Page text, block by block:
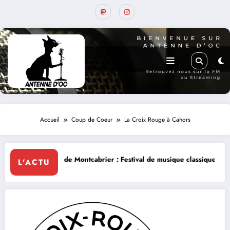
Accueil Coup de Coeur La Croix Rouge à Cahors
L'ACTU
: Festival de musique classique le 8 et 9 août La Thérapie